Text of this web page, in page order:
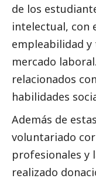
de los
intelectual, con
empleabilidad y
mercado
relacionados
habilidades
Además de
voluntariado
profesionales y
realizado